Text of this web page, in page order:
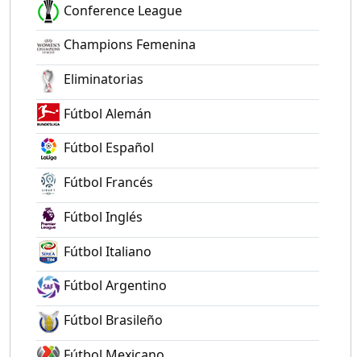
Conference League
Champions Femenina
Eliminatorias
Fútbol Alemán
Fútbol Español
Fútbol Francés
Fútbol Inglés
Fútbol Italiano
Fútbol Argentino
Fútbol Brasileño